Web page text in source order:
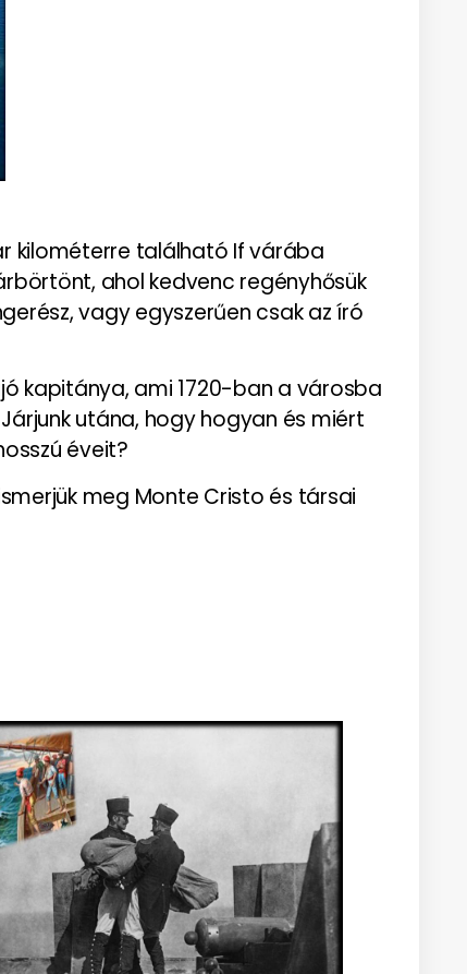
kilométerre található If várába
ahol kedvenc regényhősük
vagy egyszerűen csak az író
kapitánya, ami 1720-ban a városba
utána, hogy hogyan és miért
éveit?
meg Monte Cristo és társai